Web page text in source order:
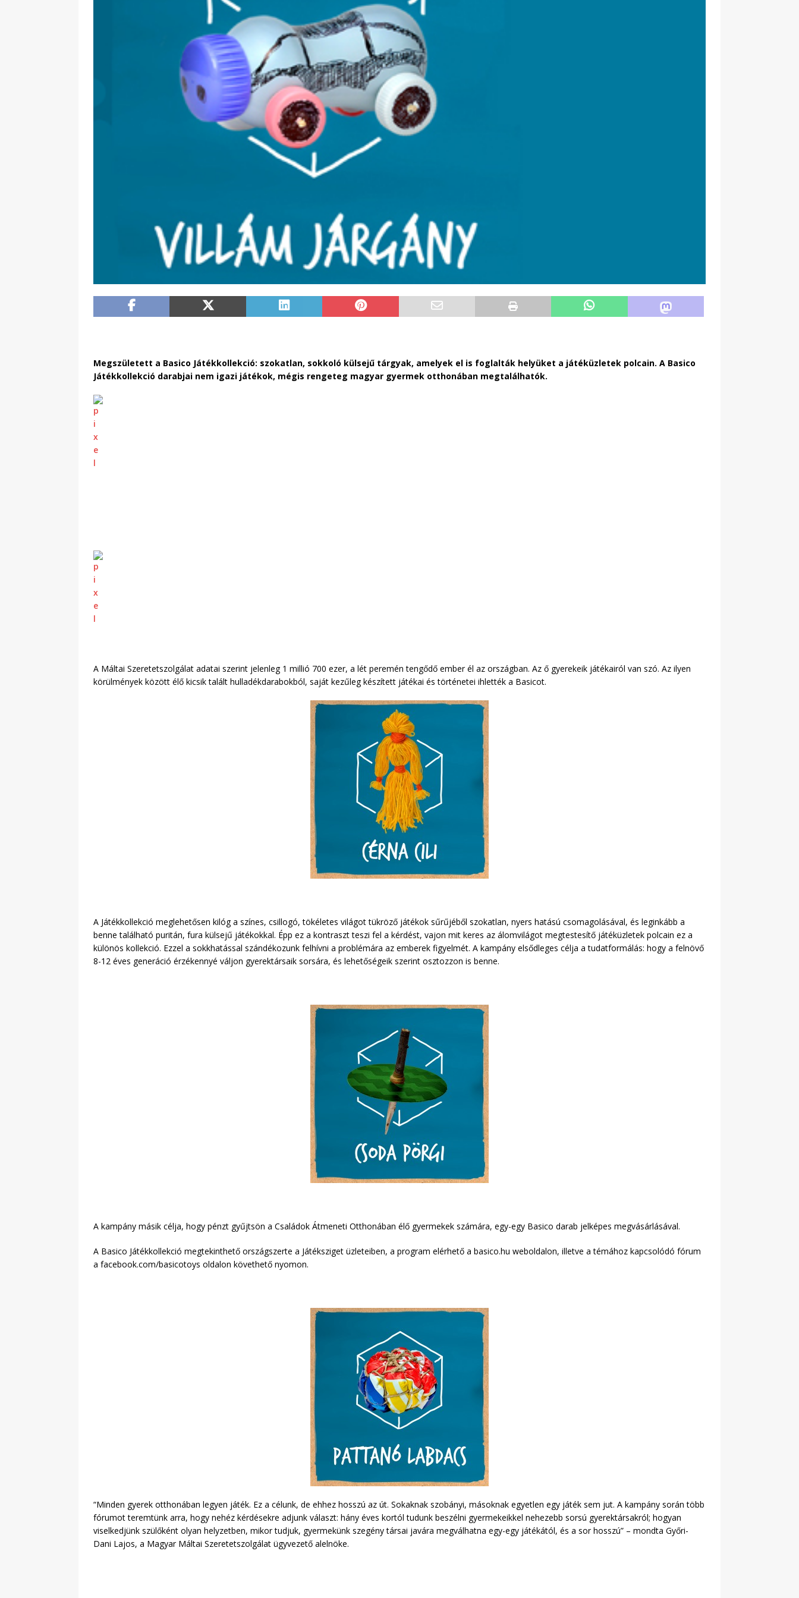
Megszületett a Basico Játékkollekció: szokatlan, sokkoló külsejű tárgyak, amelyek el is foglalták helyüket a játéküzletek polcain. A Basico
Játékkollekció darabjai nem igazi játékok, mégis rengeteg magyar gyermek otthonában megtalálhatók.
A Máltai Szeretetszolgálat adatai szerint jelenleg 1 millió 700 ezer, a lét peremén tengődő ember él az országban. Az ő gyerekeik játékairól van szó. Az ilyen
körülmények között élő kicsik talált hulladékdarabokból, saját kezűleg készített játékai és történetei ihlették a Basicot.
A Játékkollekció meglehetősen kilóg a színes, csillogó, tökéletes világot tükröző játékok sűrűjéből szokatlan, nyers hatású csomagolásával, és leginkább a
benne található puritán, fura külsejű játékokkal. Épp ez a kontraszt teszi fel a kérdést, vajon mit keres az álomvilágot megtestesítő játéküzletek polcain ez a
különös kollekció. Ezzel a sokkhatással szándékozunk felhívni a problémára az emberek figyelmét. A kampány elsődleges célja a tudatformálás: hogy a felnövő
8-12 éves generáció érzékennyé váljon gyerektársaik sorsára, és lehetőségeik szerint osztozzon is benne.
A kampány másik célja, hogy pénzt gyűjtsön a Családok Átmeneti Otthonában élő gyermekek számára, egy-egy Basico darab jelképes megvásárlásával.
A Basico Játékkollekció megtekinthető országszerte a Játéksziget üzleteiben, a program elérhető a basico.hu weboldalon, illetve a témához kapcsolódó fórum
a facebook.com/basicotoys oldalon követhető nyomon.
“Minden gyerek otthonában legyen játék. Ez a célunk, de ehhez hosszú az út. Sokaknak szobányi, másoknak egyetlen egy játék sem jut. A kampány során több
fórumot teremtünk arra, hogy nehéz kérdésekre adjunk választ: hány éves kortól tudunk beszélni gyermekeikkel nehezebb sorsú gyerektársakról; hogyan
viselkedjünk szülőként olyan helyzetben, mikor tudjuk, gyermekünk szegény társai javára megválhatna egy-egy játékától, és a sor hosszú” – mondta Győri-
Dani Lajos, a Magyar Máltai Szeretetszolgálat ügyvezető alelnöke.